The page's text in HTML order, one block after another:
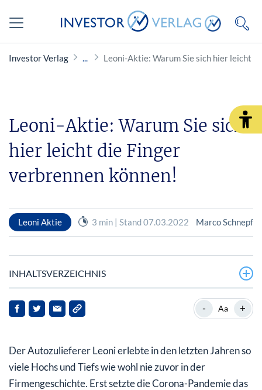
Investor Verlag Leoni-Aktie: Warum Sie sich hier leicht
Leoni-Aktie: Warum Sie sich
hier leicht die Finger
verbrennen können!
Leoni Aktie 3 min | Stand 07.03.2022 Marco Schnepf
INHALTSVERZEICHNIS
Leoni baut in Ukraine Bordnetz-Systeme
Leoni will Ausfälle abfangen
Prognose für 2022 schon vor dem Krieg eingetrübt
- Aa +
Der Autozulieferer Leoni erlebte in den letzten Jahren so
viele Hochs und Tiefs wie wohl nie zuvor in der
Firmengeschichte. Erst setzte die Corona-Pandemie das